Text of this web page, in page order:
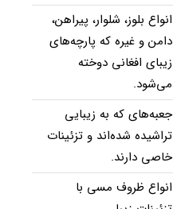
انواع بلوز، شلوار، پیراهن،
دامن و غیره که پارچه‌های
زیبای افغانی دوخته
می‌شود.
جعبه‌های که به زیبایی
تراشیده شده‌اند و تزئینات
خاصی دارند.
انواع ظروف مسی با